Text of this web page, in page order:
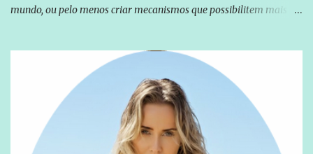
mundo, ou pelo menos criar mecanismos que possibilitem mais e
empreendedor da comunicação, que além de informação
cotidiana, corriqueira e cada vez mais preocupantes, do tipo que
você já esta acostumado a ver neste espaço, vou trabalhar a ideia
que possibilite distribuir não só informações, mas que gere de
forma consistente a riqueza do conhecimento... Exemplo: o
cidadão brasileiro não precisa só ser informado sobre operações